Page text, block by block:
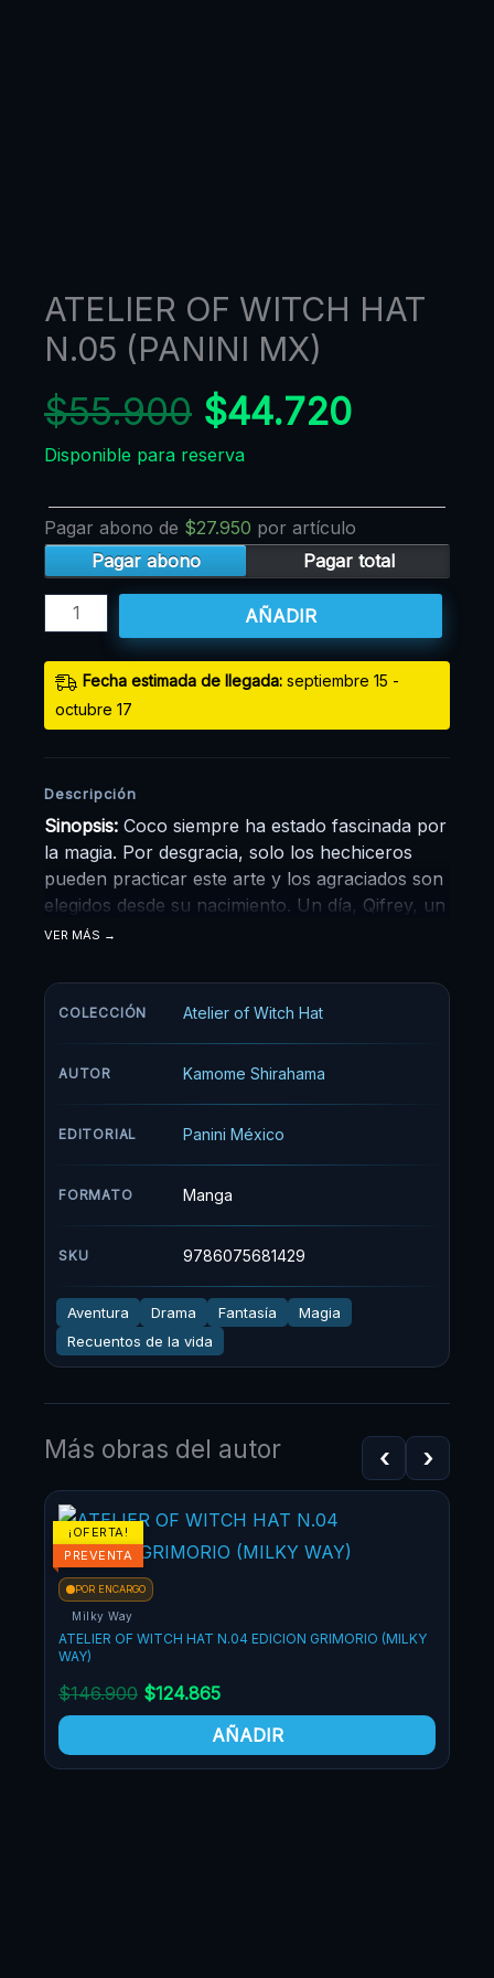
ATELIER OF WITCH HAT
N.05 (PANINI MX)
$55.900 $44.720
Disponible para reserva
Pagar abono de $27.950 por artículo
Pagar abono
Pagar total
AÑADIR
Fecha estimada de llegada: septiembre 15 -
octubre 17
Descripción
Sinopsis: Coco siempre ha estado fascinada por
la magia. Por desgracia, solo los hechiceros
pueden practicar este arte y los agraciados son
elegidos desde su nacimiento. Un día, Qifrey, un
mago, llega al pueblo de la niña. Al espiarla,
magia y recuerda un libro y un tintero que le
compró a un misterioso desconocido cuando
comete un acto trágico!
VER MÁS
COLECCIÓN Atelier of Witch Hat
AUTOR Kamome Shirahama
EDITORIAL Panini México
FORMATO Manga
SKU 9786075681429
Aventura Drama Fantasía
Magia
Recuentos de la vida
Más obras del autor ‹ ›
¡OFERTA!
PREVENTA
POR ENCARGO
Milky Way
ATELIER OF WITCH HAT N.04 EDICION GRIMORIO (MILKY
WAY)
$146.900
original
era:
$146.900.
$124.865
$124.865.
AÑADIR